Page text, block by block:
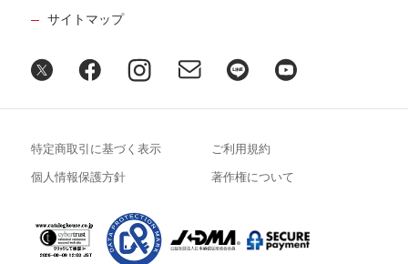
サイトマップ
特定商取引に基づく表示 ご利用規約
個人情報保護方針 著作権について